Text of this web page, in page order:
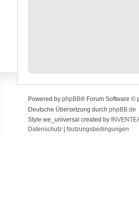
Powered by phpBB® Forum Software ©
Deutsche Übersetzung durch phpBB.de
Style we_universal created by
Datenschutz| Nutzungsbedingungen